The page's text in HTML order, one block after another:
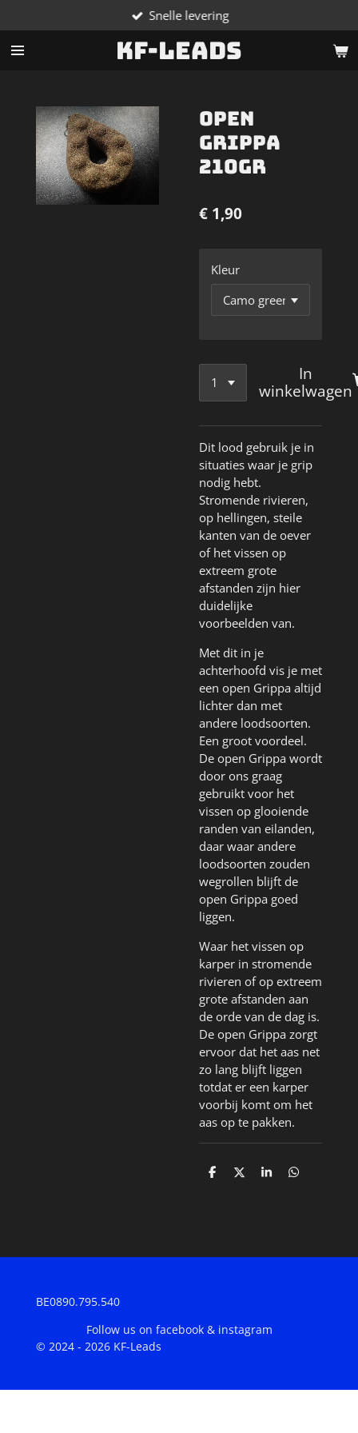
direct
naar
KF-Leads
Snelle levering
Open
Grippa
210gr
€ 1,90
Kleur
In
winkelwagen
Dit lood gebruik je in
situaties waar je grip
nodig hebt.
Stromende rivieren,
op hellingen, steile
kanten van de oever
of het vissen op
extreem grote
afstanden zijn hier
duidelijke
voorbeelden van.
Met dit in je
achterhoofd vis je met
een open Grippa altijd
lichter dan met
andere loodsoorten.
Een groot voordeel.
De open Grippa wordt
door ons graag
gebruikt voor het
vissen op glooiende
randen van eilanden,
daar waar andere
loodsoorten zouden
wegrollen blijft de
open Grippa goed
liggen.
Waar het vissen op
karper in stromende
rivieren of op extreem
grote afstanden aan
de orde van de dag is.
De open Grippa zorgt
ervoor dat het aas net
zo lang blijft liggen
totdat er een karper
voorbij komt om het
aas op te pakken.
D
D
S
D
BE0890.795.540
Follow us on facebook & instagram
© 2024 - 2026 KF-Leads